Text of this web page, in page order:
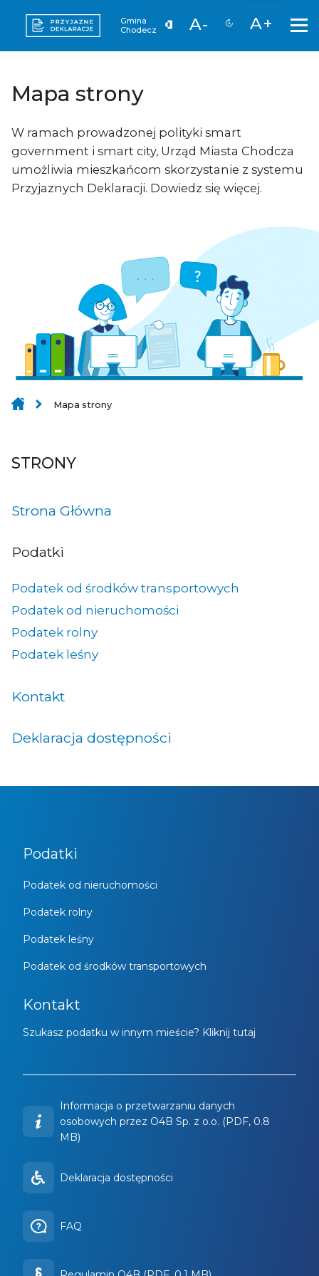
Gmina
Chodecz
A- A+
Mapa strony
W ramach prowadzonej polityki smart
government i smart city, Urząd Miasta Chodcza
umożliwia mieszkańcom skorzystanie z systemu
Przyjaznych Deklaracji. Dowiedz się więcej.
Mapa strony
STRONY
Strona Główna
Podatki
Podatek od środków transportowych
Podatek od nieruchomości
Podatek rolny
Podatek leśny
Kontakt
Deklaracja dostępności
Podatki
Podatek od nieruchomości
Podatek rolny
Podatek leśny
Podatek od środków transportowych
Kontakt
Szukasz podatku w innym mieście? Kliknij tutaj
Informacja o przetwarzaniu danych
osobowych przez O4B Sp. z o.o. (PDF, 0.8
MB)
Deklaracja dostępności
FAQ